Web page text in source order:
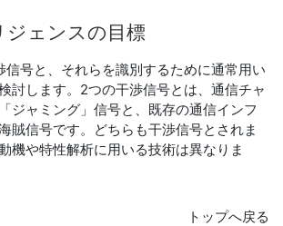
ジェンスの 目標
信号と、それらを識別するために通常用い
討します。2つの干渉信号とは、通信チャ
ジャミング」信号と、既存の通信インフ
賊信号です。どちらも干渉信号とされま
機や特性解析に用いる技術は異なりま
トップへ戻る